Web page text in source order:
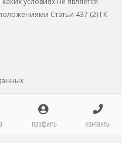
Статьи 437 (2) ГК